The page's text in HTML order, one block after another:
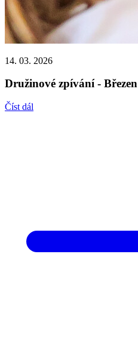
14. 03. 2026
Družinové zpívání - Březen
Číst dál